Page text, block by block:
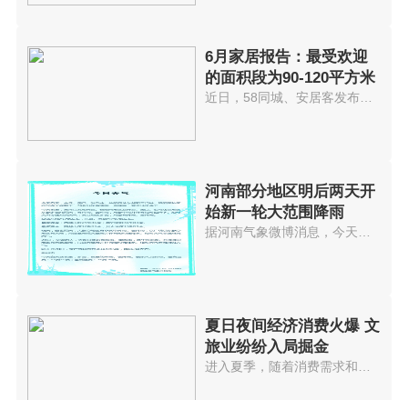
6月家居报告：最受欢迎
的面积段为90-120平方米
近日，58同城、安居客发布了2021...
河南部分地区明后两天开
始新一轮大范围降雨
夏日夜间经济消费火爆 文
旅业纷纷入局掘金